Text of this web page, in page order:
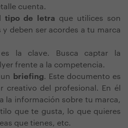
cuenta.
tipo de letra que utilices son
deben ser acordes a tu marca
la clave. Busca captar la
frente a la competencia.
briefing. Este documento es
creativo del profesional. En él
la información sobre tu marca,
que te gusta, lo que quieres
que tienes, etc.